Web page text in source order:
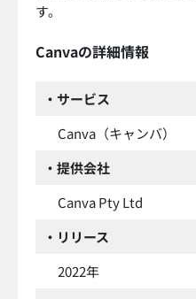
す。
Canvaの詳細情報
・サービス
Canva（キャンバ）
・提供会社
Canva Pty Ltd
・リリース
2022年